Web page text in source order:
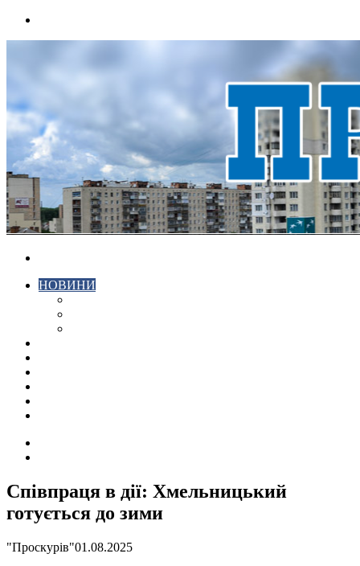
НОВИНИ
Співпраця в дії: Хмельницький
готується до зими
"Проскурів"01.08.2025